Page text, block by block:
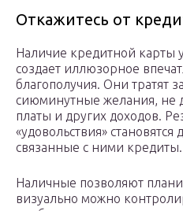
Откажитесь от
Наличие кредитной карты
создает иллюзорное
благополучия. Они тратят
сиюминутные желания, не
платы и других доходов.
«удовольствия» становятся
связанные с ними кредиты.
Наличные позволяют
визуально можно